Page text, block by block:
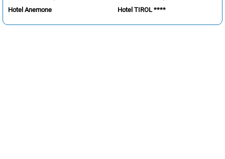
Hotel Anemone Hotel TIROL ****